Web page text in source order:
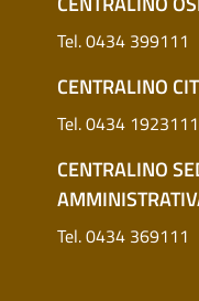
Tel. 0434 399111
CENTRALINO
Tel. 0434 1923111
CENTRALINO
Tel. 0434 369111